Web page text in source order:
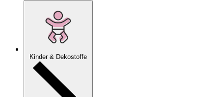
Kinder & Dekostoffe